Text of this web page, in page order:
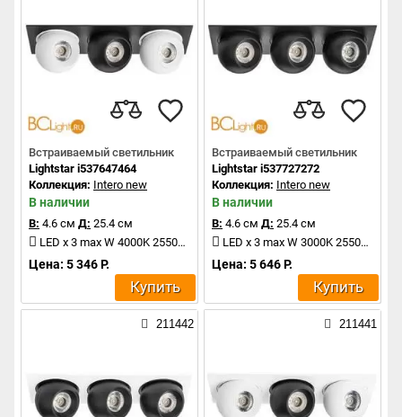
Встраиваемый светильник
Lightstar i537647464
Коллекция: Intero new
В наличии
В: 4.6 см Д: 25.4 см
LED x 3 max W 4000K 2550Lm
Цена: 5 346 Р.
Купить
Встраиваемый светильник
Lightstar i537727272
Коллекция: Intero new
В наличии
В: 4.6 см Д: 25.4 см
LED x 3 max W 3000K 2550Lm
Цена: 5 646 Р.
Купить
211442 211441